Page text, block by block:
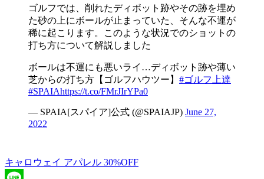
ゴルフでは、削れたディボット跡やその跡を埋め
た砂の上にボールが止まっていた、そんな不運が
稀に起こります。このような状況でのショットの
打ち方について解説しました
ボールは不運にも悪いライ…ディボット跡や薄い
芝からの打ち方【ゴルフハウツー】 #ゴルフ上達
#SPAIAhttps://t.co/FMrJIrYPa0
— SPAIA[スパイア]公式 (@SPAIAJP) June 27,
2022
キャロウェイ アパレル 30%OFF